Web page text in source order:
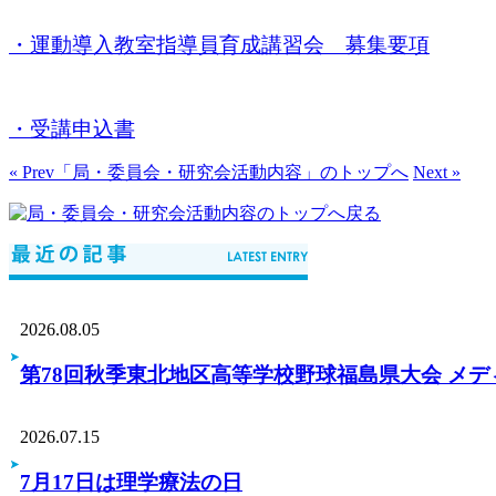
・運動導入教室指導員育成講習会 募集要項
・受講申込書
« Prev 「局・委員会・研究会活動内容」のトップへ Next »
2026.08.05
第78回秋季東北地区高等学校野球福島県大会 メデ
2026.07.15
7月17日は理学療法の日